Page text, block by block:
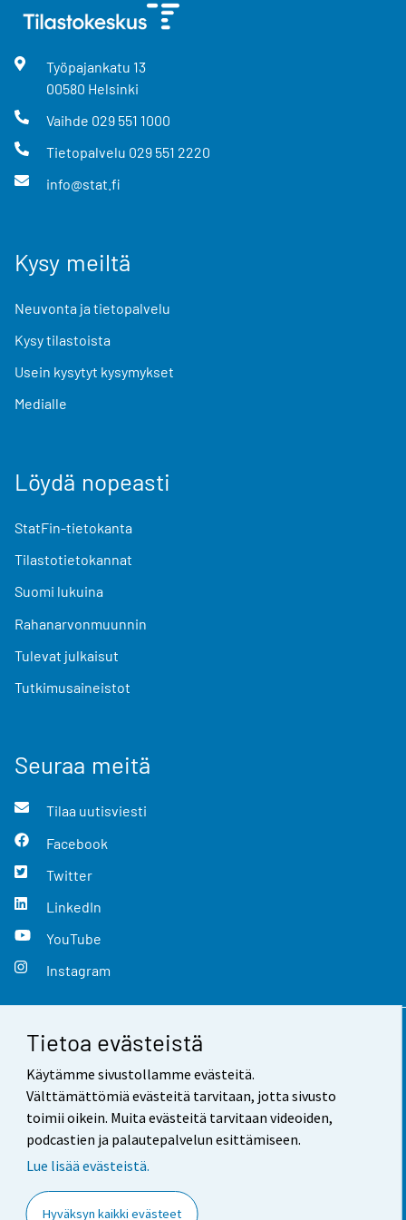
Tietoa evästeistä
Käytämme sivustollamme evästeitä.
Välttämättömiä evästeitä tarvitaan, jotta sivusto
toimii oikein. Muita evästeitä tarvitaan videoiden,
podcastien ja palautepalvelun esittämiseen.
Lue lisää evästeistä.
Hyväksyn kaikki evästeet
Työpajankatu 13
00580 Helsinki
Vaihde 029 551 1000
Tietopalvelu 029 551 2220
info@stat.fi
Kysy meiltä
Neuvonta ja tietopalvelu
Kysy tilastoista
Usein kysytyt kysymykset
Medialle
Löydä nopeasti
StatFin-tietokanta
Tilastotietokannat
Suomi lukuina
Rahanarvonmuunnin
Tulevat julkaisut
Tutkimusaineistot
Seuraa meitä
Tilaa uutisviesti
Facebook
Twitter
LinkedIn
YouTube
Instagram
Yhteystiedot
Palaute
Käyttöehdot
Saavutettavuus